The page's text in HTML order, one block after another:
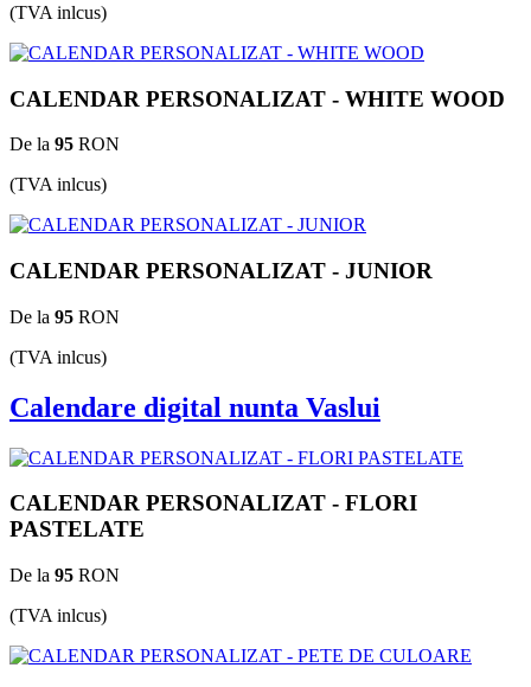
(TVA inlcus)
CALENDAR PERSONALIZAT - WHITE WOOD
De la 95 RON
(TVA inlcus)
CALENDAR PERSONALIZAT - JUNIOR
De la 95 RON
(TVA inlcus)
Calendare digital nunta Vaslui
CALENDAR PERSONALIZAT - FLORI
PASTELATE
De la 95 RON
(TVA inlcus)